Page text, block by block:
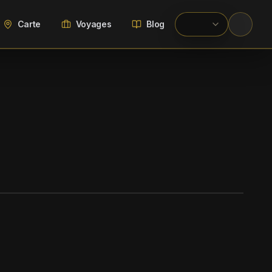
Carte Voyages Blog